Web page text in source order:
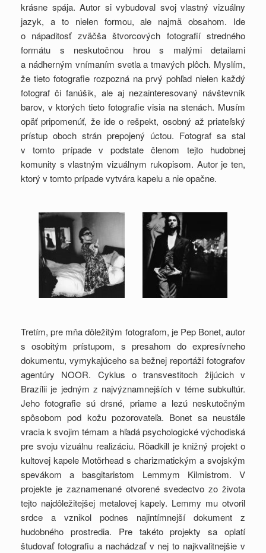
krásne spája. Autor si vybudoval svoj vlastný vizuálny
jazyk, a to nielen formou, ale najmä obsahom. Ide
o nápaditosť zväčša štvorcových fotografií stredného
formátu s neskutočnou hrou s malými detailami
a nádherným vnímaním svetla a tmavých plôch. Myslím,
že tieto fotografie rozpozná na prvý pohľad nielen každý
fotograf či fanúšik, ale aj nezainteresovaný návštevník
barov, v ktorých tieto fotografie visia na stenách. Musím
opäť pripomenúť, že ide o rešpekt, osobný až priateľský
prístup oboch strán prepojený úctou. Fotograf sa stal
v tomto prípade v podstate členom tejto hudobnej
komunity s vlastným vizuálnym rukopisom. Autor je ten,
ktorý v tomto prípade vytvára kapelu a nie opačne.
Tretím, pre mňa dôležitým fotografom, je Pep Bonet, autor
s osobitým prístupom, s presahom do expresívneho
dokumentu, vymykajúceho sa bežnej reportáži fotografov
agentúry NOOR. Cyklus o transvestitoch žijúcich v
Brazílii je jedným z najvýznamnejších v téme subkultúr.
Jeho fotografie sú drsné, priame a lezú neskutočným
spôsobom pod kožu pozorovateľa. Bonet sa neustále
vracia k svojim témam a hľadá psychologické východiská
pre svoju vizuálnu realizáciu. Röadkill je knižný projekt o
kultovej kapele Motörhead s charizmatickým a svojským
spevákom a basgitaristom Lemmym Kilmistrom. V
projekte je zaznamenané otvorené svedectvo zo života
tejto najdôležitejšej metalovej kapely. Lemmy mu otvoril
srdce a vznikol podnes najintímnejší dokument z
hudobného prostredia. Pre takéto projekty sa oplatí
študovať fotografiu a nachádzať v nej to najkvalitnejšie v